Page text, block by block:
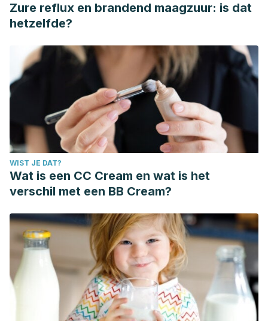
Zure reflux en brandend maagzuur: is dat
hetzelfde?
WIST JE DAT?
Wat is een CC Cream en wat is het
verschil met een BB Cream?